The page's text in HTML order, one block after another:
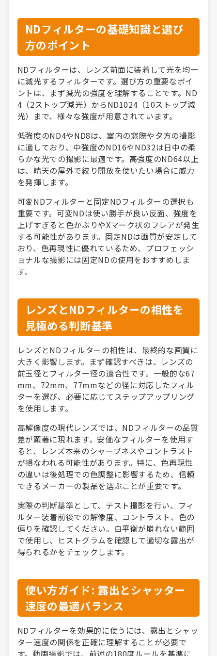
NDフィルターの基礎知識と選び
方のポイント
NDフィルターは、レンズ前面に装着して光を均一
に減光するフィルターです。選び方の重要なポイ
ントは、まず減光の強度を理解することです。ND
4（2ストップ減光）からND1024（10ストップ減
光）まで、様々な強度が用意されています。
低強度のND4やND8は、室内の窓際や夕方の撮影
に適しており、中強度のND16やND32は日中の柔
らかな光での撮影に最適です。高強度のND64以上
は、晴天の屋外で絞り開放を使いたい場合に威力
を発揮します。
可変NDフィルターと固定NDフィルターの選択も
重要です。可変NDは使い勝手が良い反面、強度を
上げすぎると色かぶりやXマーク状のフレアが発生
する可能性があります。固定NDは画質が安定して
おり、色再現性に優れているため、プロフェッシ
ョナルな撮影には固定NDの使用をおすすめしま
す。
レンズとNDフィルターの相性を
見極める判断基準
レンズとNDフィルターの相性は、最終的な画質に
大きく影響します。まず確認すべきは、レンズの
前玉径とフィルター径の適合性です。一般的な67
mm、72mm、77mmなどの径に対応したフィル
ターを選び、必要に応じてステップアップリング
を使用します。
高解像度の現代レンズでは、NDフィルターの品質
差が顕著に現れます。安価なフィルターを使用す
ると、レンズ本来のシャープネスやコントラスト
が損なわれる可能性があります。特に、色再現性
の違いは後処理での色調整に影響するため、信頼
できるメーカーの製品を選ぶことが重要です。
実際の判断基準として、テスト撮影を行い、フィ
ルター装着前後での解像度、コントラスト、色の
偏りを確認してください。白平衡が崩れない範囲
で使用し、ヒストグラムを確認して適切な露出が
得られるかをチェックします。
使い方ガイド: 露出とシャッター
速度の最適バランス
NDフィルターを効果的に使うには、露出とシャッ
ター速度の関係を正確に理解することが必要で